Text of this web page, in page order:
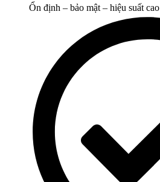
Ổn định – bảo mật – hiệu suất cao